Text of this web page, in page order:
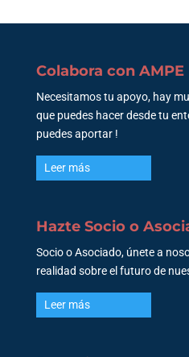
Colabora con AMPE
Necesitamos tu apoyo, hay
que puedes hacer desde tu
puedes aportar !
Leer más
Hazte Socio o
Socio o Asociado, únete a
realidad sobre el futuro de
Leer más